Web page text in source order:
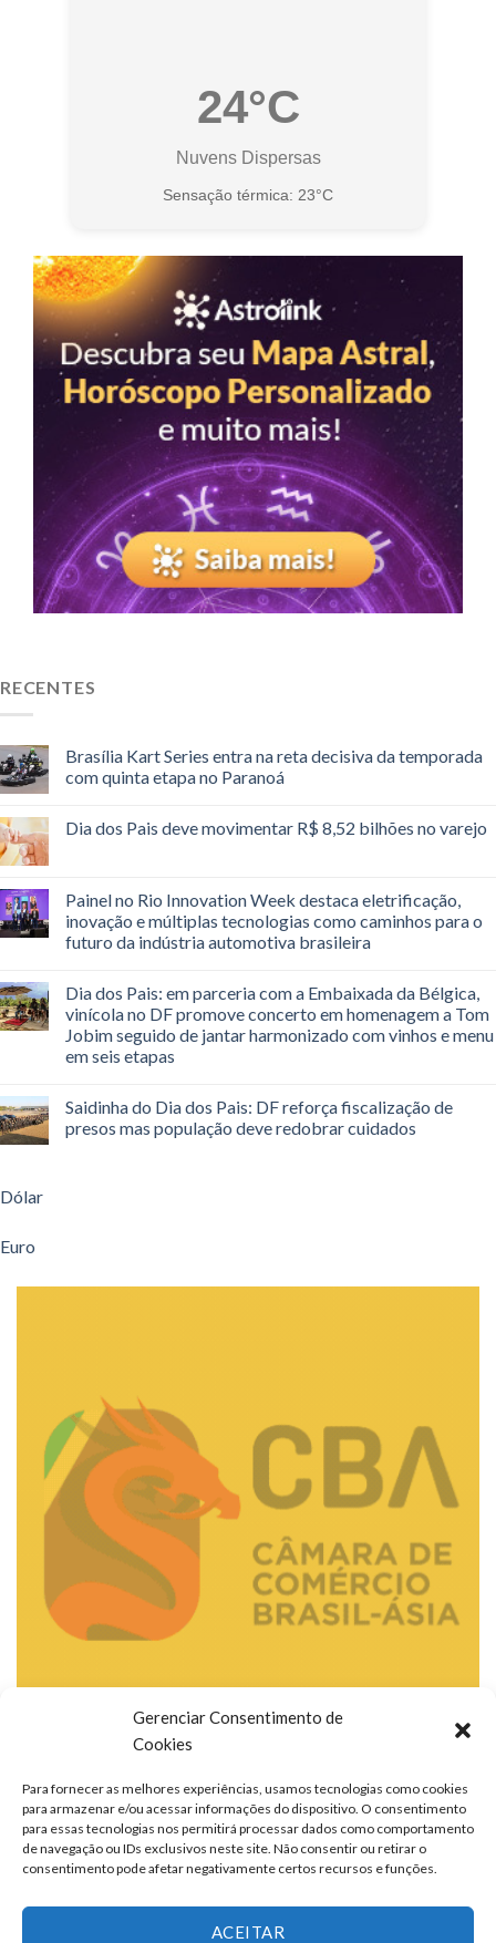
Gerenciar Consentimento de
Cookies
Para fornecer as melhores experiências, usamos tecnologias como cookies
para armazenar e/ou acessar informações do dispositivo. O consentimento
para essas tecnologias nos permitirá processar dados como comportamento
de navegação ou IDs exclusivos neste site. Não consentir ou retirar o
consentimento pode afetar negativamente certos recursos e funções.
ACEITAR
24°C
Nuvens Dispersas
Sensação térmica: 23°C
RECENTES
Brasília Kart Series entra na reta decisiva da temporada
com quinta etapa no Paranoá
Dia dos Pais deve movimentar R$ 8,52 bilhões no varejo
Painel no Rio Innovation Week destaca eletrificação,
inovação e múltiplas tecnologias como caminhos para o
futuro da indústria automotiva brasileira
Dia dos Pais: em parceria com a Embaixada da Bélgica,
vinícola no DF promove concerto em homenagem a Tom
Jobim seguido de jantar harmonizado com vinhos e menu
em seis etapas
Saidinha do Dia dos Pais: DF reforça fiscalização de
presos mas população deve redobrar cuidados
Dólar
Euro